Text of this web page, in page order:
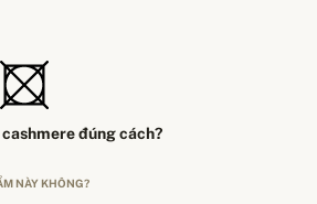
đúng cách?
NÀY KHÔNG?